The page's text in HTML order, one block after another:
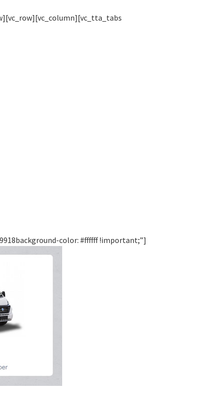
color: #ffffff !important;”]